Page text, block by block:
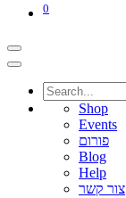
0
Shop
Events
פורום
Blog
Help
צור קשר